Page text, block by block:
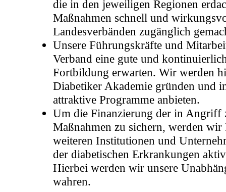
die in den jeweiligen Regionen
Maßnahmen schnell und
Landesverbänden zugänglich
Unsere Führungskräfte und
Verband eine gute und
Fortbildung erwarten. Wir werden
Diabetiker Akademie gründen und
attraktive Programme anbieten.
Um die Finanzierung der in Angriff
Maßnahmen zu sichern, werden wir
weiteren Institutionen und
der diabetischen Erkrankungen
Hierbei werden wir unsere
wahren.